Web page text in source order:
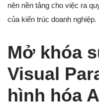
nên nền tảng cho việc ra
của kiến trúc doanh nghiệp.
Mở khóa
Visual
hình hóa